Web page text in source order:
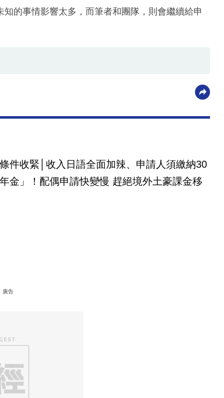
的事情影響太多，而筆者和團隊，則會繼續給申
件收緊│收入日語全面加辣、申請人須繳納30
金」！配偶申請快變慢 趕絕境外土豪課金移
廣告